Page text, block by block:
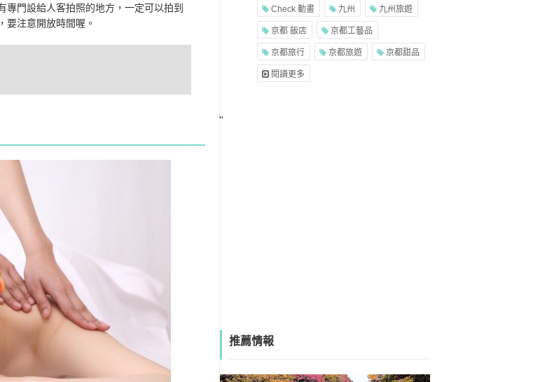
門設給人客拍照的地方，一定可以拍到
要注意開放時間喔。
Check 動畫 九州 九州旅遊
京都 飯店 京都工藝品
京都旅行 京都旅遊 京都甜品
閱讀更多
"
推薦情報